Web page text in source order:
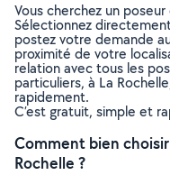
Vous cherchez un
Sélectionnez
postez votre demande
proximité de votre
relation avec tous les
particuliers, à La
rapidement.
C’est gratuit, simple et
Comment bien
Rochelle ?